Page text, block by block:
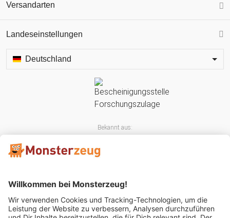
Versandarten
Landeseinstellungen
Deutschland
Bekannt aus: